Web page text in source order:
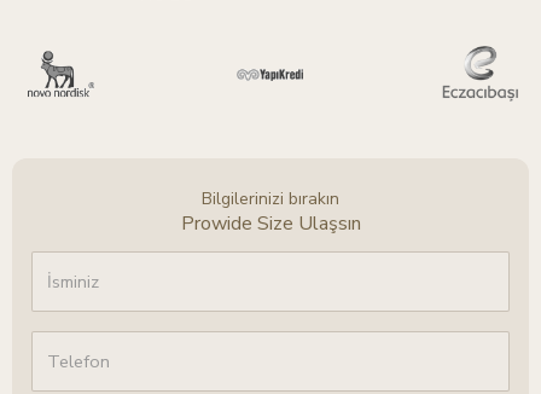
Bilgilerinizi bırakın
Prowide Size Ulaşsın